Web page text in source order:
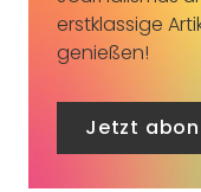
erstklassige
genießen!
Jetzt